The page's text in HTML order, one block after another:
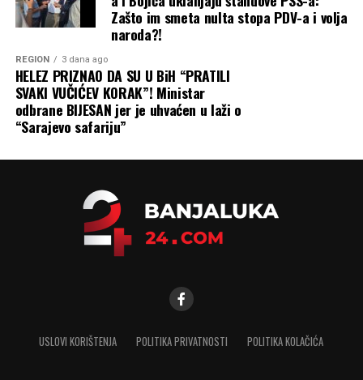
Zašto im smeta nulta stopa PDV-a i volja
naroda?!
REGION 3 dana ago
HELEZ PRIZNAO DA SU U BiH “PRATILI
SVAKI VUČIĆEV KORAK”! Ministar
odbrane BIJESAN jer je uhvaćen u laži o
“Sarajevo safariju”
USLOVI KORIŠTENJA POLITIKA PRIVATNOSTI POLITIKA KOLAČIĆA